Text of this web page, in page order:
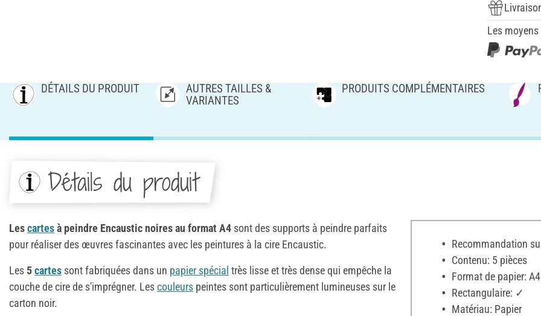
Les
DÉTAILS DU PRODUIT
AUTRES TAILLES &
VARIANTES
PRODUITS COMPLÉMENTAIRES
Détails du produit
Lescartesà peindre Encaustic noires au format A4 sont des supports à peindre parfaits
pour réaliser des œuvres fascinantes avec les peintures à la cire Encaustic.
Les 5cartes sont fabriquées dans un papier spécial très lisse et très dense qui empêche la
couche de cire de s'imprégner. Lescouleurs peintes sont particulièrement lumineuses sur le
carton noir.
Recommandation
Contenu: 5 pièces
Format de papier: A4
Rectangulaire: ✓
Matériau: Papier